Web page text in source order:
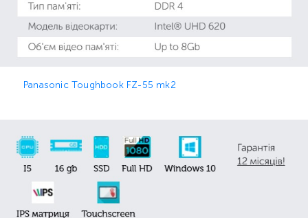
Panasonic Toughbook FZ-55 mk2